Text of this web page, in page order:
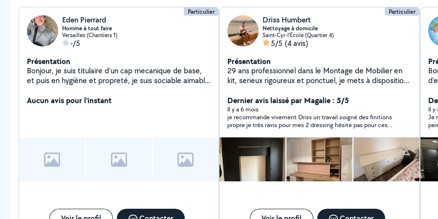
Particulier
Eden Pierrard
Homme à tout faire
Versailles (Chantiers 1)
-/5
Présentation
Bonjour, je suis titulaire d'un cap mecanique de base,
et puis en hygiène et propreté, je suis sociable aimable
au vue de mes situations
Aucun avis pour l'instant
Particulier
Driss Humbert
Nettoyage à domicile
Saint-Cyr-l'École (Quartier 4)
5/5 (4 avis)
Présentation
29 ans professionnel dans le Montage de Mobilier en
kit, serieux rigoureux et ponctuel, je mets à disposition
métier (zero626373614
Dernier avis laissé par Magalie : 5/5
Il y a 6 mois
je recommande vivement Driss un travail soigné des finitions
propre je très ravis pour mes 2 dressing hésite pas pour ces
Bonjour Je suis
Il y
Je
cuisine IKEA.
(je
la